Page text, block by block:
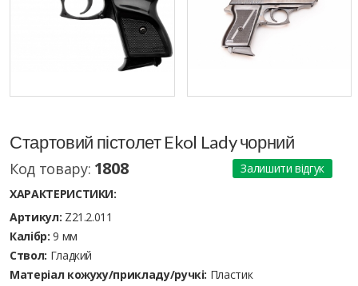
Стартовий пістолет Ekol Lady чорний
Код товару: 1808
Залишити відгук
ХАРАКТЕРИСТИКИ:
Артикул: Z21.2.011
Калібр: 9 мм
Ствол: Гладкий
Матеріал кожуху/прикладу/ручкі: Пластик